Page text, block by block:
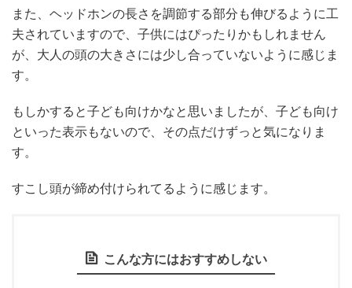
また、ヘッドホンの長さを調節する部分も伸びるように工
夫されていますので、子供にはぴったりかもしれません
が、大人の頭の大きさには少し合っていないように感じま
す。
もしかすると子ども向けかなと思いましたが、子ども向け
といった表示もないので、その点だけずっと気になりま
す。
すこし頭が締め付けられてるように感じます。
こんな方にはおすすめしない